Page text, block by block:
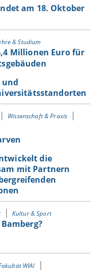
am 18. Oktober
& Studium
Millionen Euro für
Wissenschaft & Praxis
die
mit Partnern
Kultur & Sport
WIAI